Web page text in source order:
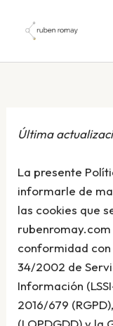
contenido
Última
La presente
informarle de
las cookies que
rubenromay.com
conformidad
34/2002 de
Información
2016/679